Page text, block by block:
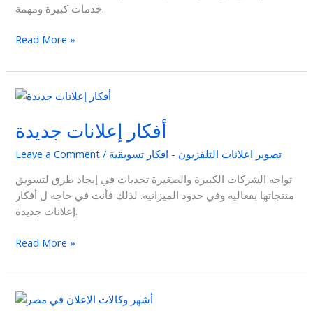
خدمات كبيرة ومهمة.
Read More »
أفكار إعلانات جديدة
Leave a Comment / تصوير اعلانات التلفزيون - افكار تسويقية
تواجه الشركات الكبيرة والصغيرة تحديات في إيجاد طرق لتسويق
منتجاتها بفعالية وفي حدود الميزانية. لذلك فأنت في حاجة ل أفكار
إعلانات جديدة.
أفكار
جديدة
Read More »
أشهر